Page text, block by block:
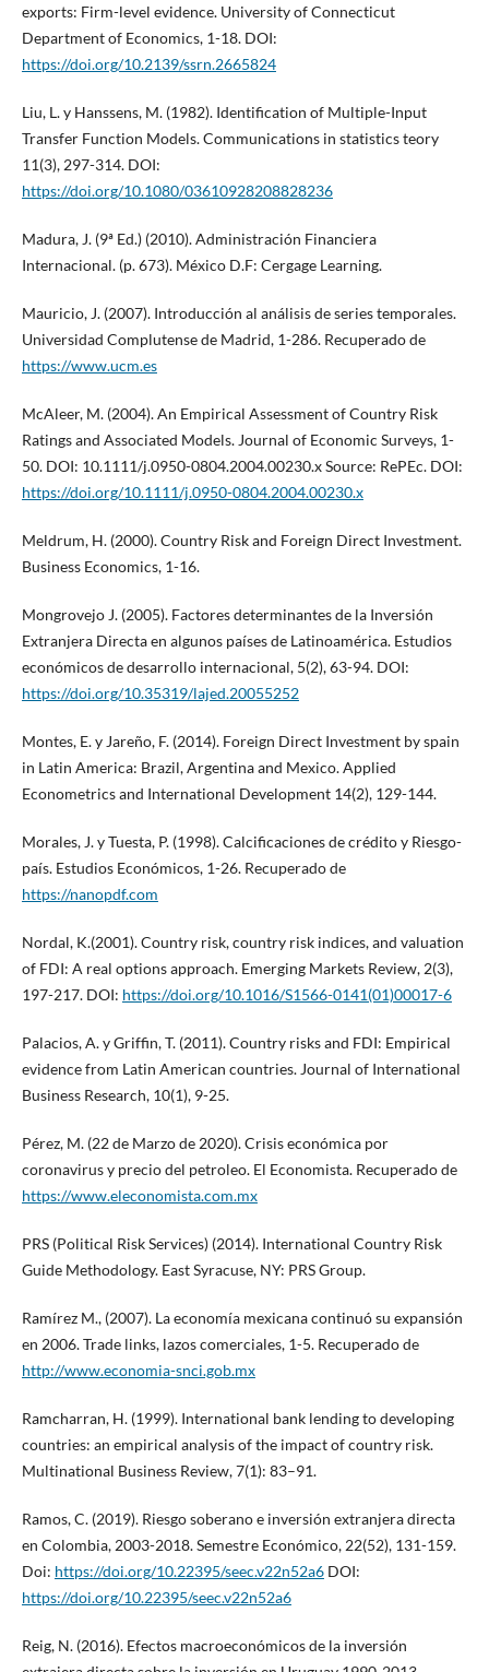
exports: Firm-level evidence. University of Connecticut
Department of Economics, 1-18. DOI:
https://doi.org/10.2139/ssrn.2665824
Liu, L. y Hanssens, M. (1982). Identification of Multiple-Input
Transfer Function Models. Communications in statistics teory
11(3), 297-314. DOI:
https://doi.org/10.1080/03610928208828236
Madura, J. (9ª Ed.) (2010). Administración Financiera
Internacional. (p. 673). México D.F: Cergage Learning.
Mauricio, J. (2007). Introducción al análisis de series temporales.
Universidad Complutense de Madrid, 1-286. Recuperado de
https://www.ucm.es
McAleer, M. (2004). An Empirical Assessment of Country Risk
Ratings and Associated Models. Journal of Economic Surveys, 1-
50. DOI: 10.1111/j.0950-0804.2004.00230.x Source: RePEc. DOI:
https://doi.org/10.1111/j.0950-0804.2004.00230.x
Meldrum, H. (2000). Country Risk and Foreign Direct Investment.
Business Economics, 1-16.
Mongrovejo J. (2005). Factores determinantes de la Inversión
Extranjera Directa en algunos países de Latinoamérica. Estudios
económicos de desarrollo internacional, 5(2), 63-94. DOI:
https://doi.org/10.35319/lajed.20055252
Montes, E. y Jareño, F. (2014). Foreign Direct Investment by spain
in Latin America: Brazil, Argentina and Mexico. Applied
Econometrics and International Development 14(2), 129-144.
Morales, J. y Tuesta, P. (1998). Calcificaciones de crédito y Riesgo-
país. Estudios Económicos, 1-26. Recuperado de
https://nanopdf.com
Nordal, K.(2001). Country risk, country risk indices, and valuation
of FDI: A real options approach. Emerging Markets Review, 2(3),
197-217. DOI: https://doi.org/10.1016/S1566-0141(01)00017-6
Palacios, A. y Griffin, T. (2011). Country risks and FDI: Empirical
evidence from Latin American countries. Journal of International
Business Research, 10(1), 9-25.
Pérez, M. (22 de Marzo de 2020). Crisis económica por
coronavirus y precio del petroleo. El Economista. Recuperado de
https://www.eleconomista.com.mx
PRS (Political Risk Services) (2014). International Country Risk
Guide Methodology. East Syracuse, NY: PRS Group.
Ramírez M., (2007). La economía mexicana continuó su expansión
en 2006. Trade links, lazos comerciales, 1-5. Recuperado de
http://www.economia-snci.gob.mx
Ramcharran, H. (1999). International bank lending to developing
countries: an empirical analysis of the impact of country risk.
Multinational Business Review, 7(1): 83–91.
Ramos, C. (2019). Riesgo soberano e inversión extranjera directa
en Colombia, 2003-2018. Semestre Económico, 22(52), 131-159.
Doi: https://doi.org/10.22395/seec.v22n52a6DOI:
https://doi.org/10.22395/seec.v22n52a6
Reig, N. (2016). Efectos macroeconómicos de la inversión